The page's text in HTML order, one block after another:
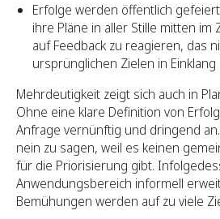
Erfolge werden öffentlich
ihre Pläne in aller Stille mitten im
auf Feedback zu reagieren, das
ursprünglichen Zielen in
Mehrdeutigkeit zeigt sich auch in
Ohne eine klare Definition von
Anfrage vernünftig und dringend
nein zu sagen, weil es keinen
für die Priorisierung gibt.
Anwendungsbereich informell
Bemühungen werden auf zu viele